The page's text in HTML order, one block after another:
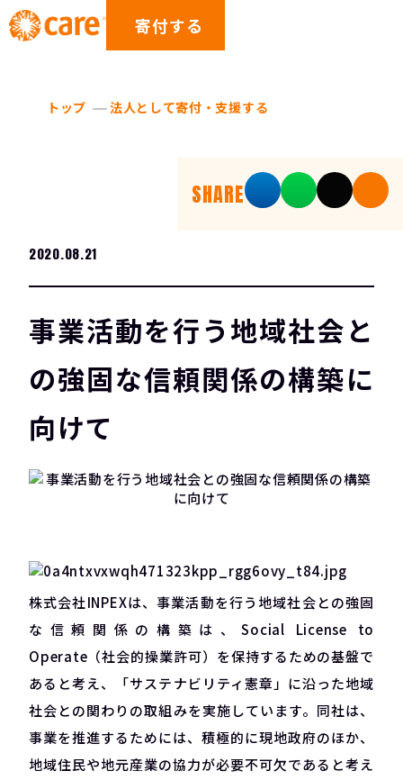
寄付する
トップ 法人として寄付・支援する
SHARE
2020.08.21
事業活動を行う地域社会と
の強固な信頼関係の構築に
向けて
株式会社INPEXは、事業活動を行う地域社会との強固
な信頼関係の構築は、Social License to
Operate（社会的操業許可）を保持するための基盤で
あると考え、「サステナビリティ憲章」に沿った地域
社会との関わりの取組みを実施しています。同社は、
事業を推進するためには、積極的に現地政府のほか、
地域住民や地元産業の協力が必要不可欠であると考え